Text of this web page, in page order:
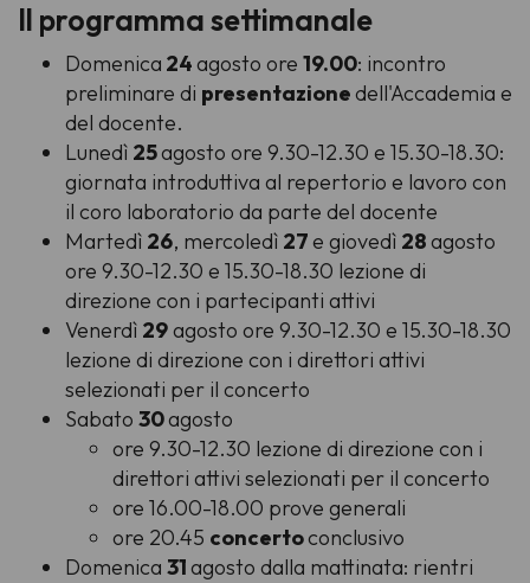
Il programma settimanale
Domenica 24agosto ore 19.00: incontro
preliminare di presentazionedell'Accademia e
del docente.
Lunedì 25agosto ore 9.30-12.30 e 15.30-18.30:
giornata introduttiva al repertorio e lavoro con
il coro laboratorio da parte del docente
Martedì 26, mercoledì 27e giovedì 28agosto
ore 9.30-12.30 e 15.30-18.30 lezione di
direzione con i partecipanti attivi
Venerdì 29agosto ore 9.30-12.30 e 15.30-18.30
lezione di direzione con i direttori attivi
selezionati per il concerto
Sabato 30agosto
ore 9.30-12.30 lezione di direzione con i
direttori attivi selezionati per il concerto
ore 16.00-18.00 prove generali
ore 20.45 concertoconclusivo
Domenica 31agosto dalla mattinata: rientri